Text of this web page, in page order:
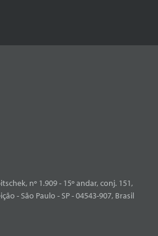
nº 1.909 - 15º andar, conj. 151,
- São Paulo - SP - 04543-907, Brasil